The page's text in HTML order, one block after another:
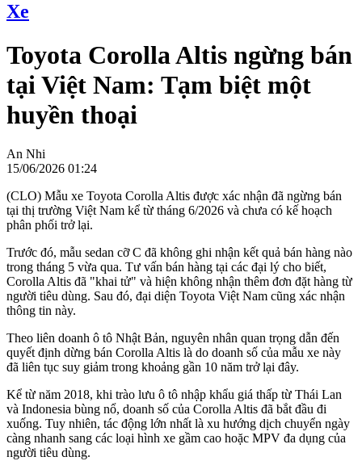
Xe
Toyota Corolla Altis ngừng bán
tại Việt Nam: Tạm biệt một
huyền thoại
An Nhi
15/06/2026 01:24
(CLO) Mẫu xe Toyota Corolla Altis được xác nhận đã ngừng bán
tại thị trường Việt Nam kể từ tháng 6/2026 và chưa có kế hoạch
phân phối trở lại.
Trước đó, mẫu sedan cỡ C đã không ghi nhận kết quả bán hàng nào
trong tháng 5 vừa qua. Tư vấn bán hàng tại các đại lý cho biết,
Corolla Altis đã "khai tử" và hiện không nhận thêm đơn đặt hàng từ
người tiêu dùng. Sau đó, đại diện Toyota Việt Nam cũng xác nhận
thông tin này.
Theo liên doanh ô tô Nhật Bản, nguyên nhân quan trọng dẫn đến
quyết định dừng bán Corolla Altis là do doanh số của mẫu xe này
đã liên tục suy giảm trong khoảng gần 10 năm trở lại đây.
Kể từ năm 2018, khi trào lưu ô tô nhập khẩu giá thấp từ Thái Lan
và Indonesia bùng nổ, doanh số của Corolla Altis đã bắt đầu đi
xuống. Tuy nhiên, tác động lớn nhất là xu hướng dịch chuyển ngày
càng nhanh sang các loại hình xe gầm cao hoặc MPV đa dụng của
người tiêu dùng.